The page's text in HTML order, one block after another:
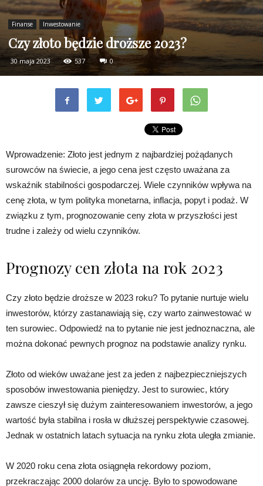
Finanse Inwestowanie
Czy złoto będzie droższe 2023?
30 maja 2023 537 0
Wprowadzenie: Złoto jest jednym z najbardziej pożądanych
surowców na świecie, a jego cena jest często uważana za
wskaźnik stabilności gospodarczej. Wiele czynników wpływa na
cenę złota, w tym polityka monetarna, inflacja, popyt i podaż. W
związku z tym, prognozowanie ceny złota w przyszłości jest
trudne i zależy od wielu czynników.
Prognozy cen złota na rok 2023
Czy złoto będzie droższe w 2023 roku? To pytanie nurtuje wielu
inwestorów, którzy zastanawiają się, czy warto zainwestować w
ten surowiec. Odpowiedź na to pytanie nie jest jednoznaczna, ale
można dokonać pewnych prognoz na podstawie analizy rynku.
Złoto od wieków uważane jest za jeden z najbezpieczniejszych
sposobów inwestowania pieniędzy. Jest to surowiec, który
zawsze cieszył się dużym zainteresowaniem inwestorów, a jego
wartość była stabilna i rosła w dłuższej perspektywie czasowej.
Jednak w ostatnich latach sytuacja na rynku złota uległa zmianie.
W 2020 roku cena złota osiągnęła rekordowy poziom,
przekraczając 2000 dolarów za uncję. Było to spowodowane